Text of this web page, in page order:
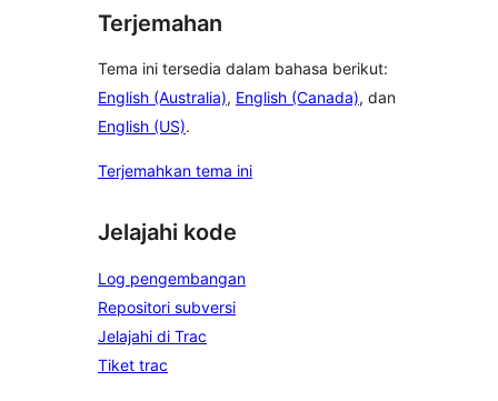
Terjemahan
Tema ini tersedia dalam bahasa berikut:
English (Australia), English (Canada), dan
English (US).
Terjemahkan tema ini
Jelajahi kode
Log pengembangan
Repositori subversi
Jelajahi di Trac
Tiket trac